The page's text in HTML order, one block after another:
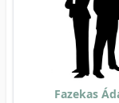
Fazekas